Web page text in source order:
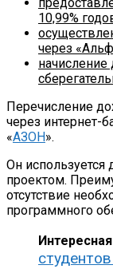
10,99%
через
начисление
Перечисление
через интернет-
«АЗОН».
Он используется
проектом.
отсутствие
программного